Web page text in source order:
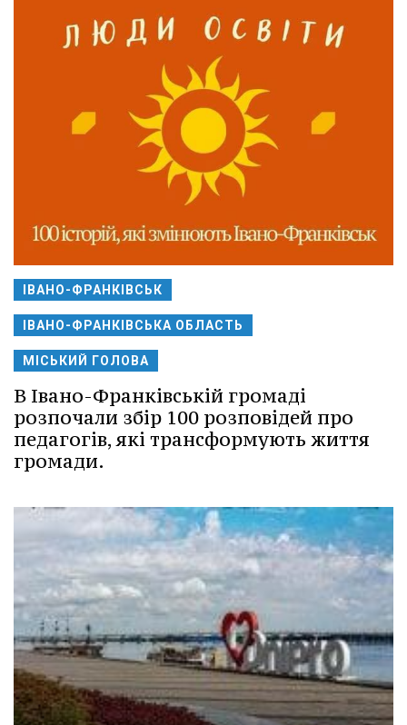
ІВАНО-ФРАНКІВСЬК
ІВАНО-ФРАНКІВСЬКА ОБЛАСТЬ
МІСЬКИЙ ГОЛОВА
В Івано-Франківській громаді
розпочали збір 100 розповідей про
педагогів, які трансформують життя
громади.